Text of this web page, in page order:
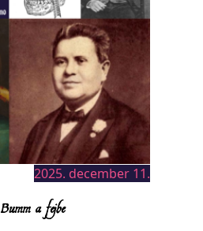
2025. december 11.
a fejbe